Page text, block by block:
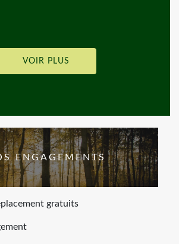
VOIR PLUS
ENGAGEMENTS
gratuits